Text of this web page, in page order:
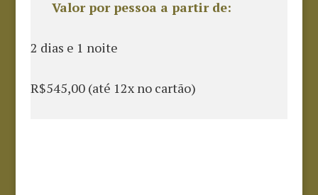
Valor por pessoa a partir de:
2 dias e 1 noite
R$545,00 (até 12x no cartão)